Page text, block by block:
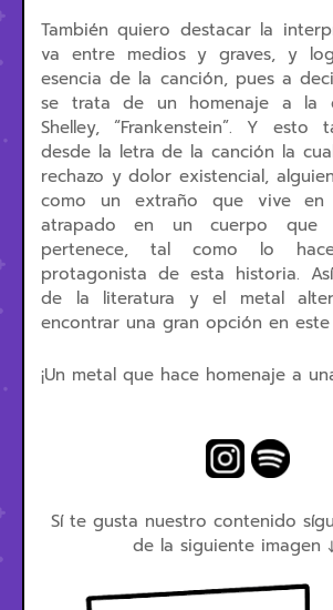
También quiero destacar la
va entre medios y graves, y
esencia de la canción, pues a
se trata de un homenaje a la
Shelley, “Frankenstein”. Y esto
desde la letra de la canción la
rechazo y dolor existencial,
como un extraño que vive
atrapado en un cuerpo
pertenece, tal como lo
protagonista de esta historia.
de la literatura y el metal
encontrar una gran opción en este
¡Un metal que hace homenaje a
Sí te gusta nuestro contenido
de la siguiente imagen